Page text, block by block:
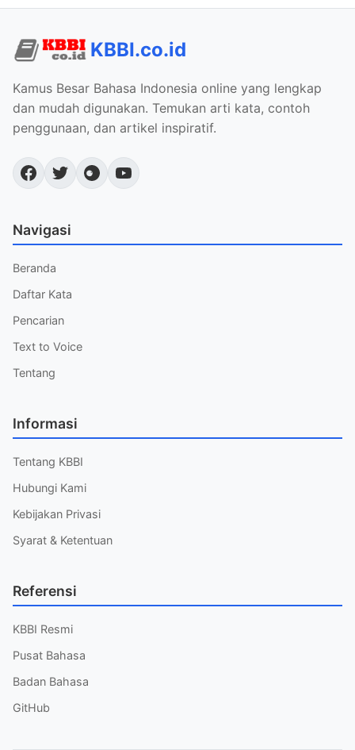
KBBI.co.id
Kamus Besar Bahasa Indonesia online yang lengkap
dan mudah digunakan. Temukan arti kata, contoh
penggunaan, dan artikel inspiratif.
Navigasi
Beranda
Daftar Kata
Pencarian
Text to Voice
Tentang
Informasi
Tentang KBBI
Hubungi Kami
Kebijakan Privasi
Syarat & Ketentuan
Referensi
KBBI Resmi
Pusat Bahasa
Badan Bahasa
GitHub